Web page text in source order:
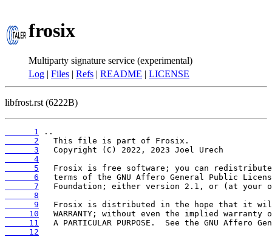
frosix
Multiparty signature service (experimental)
Log | Files | Refs | README | LICENSE
libfrost.rst (6222B)
      1
      2
      3
      4
      5
      6
      7
      8
      9
     10
     11
     12